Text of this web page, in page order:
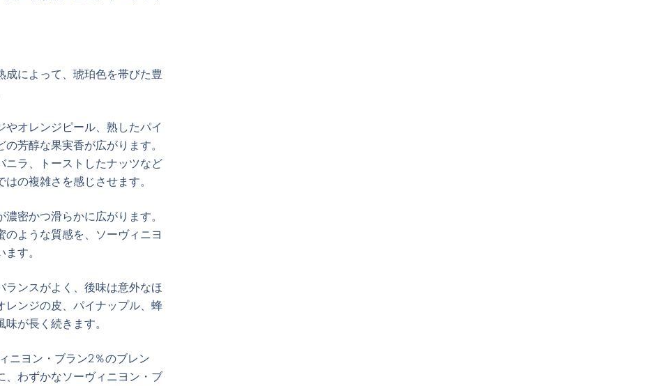
によって、琥珀色を帯びた豊
オレンジピール、熟したパイ
芳醇な果実香が広がります。
ニラ、トーストしたナッツなど
の複雑さを感じさせます。
密かつ滑らかに広がります。
ような質感を、ソーヴィニヨ
す。
ンスがよく、後味は意外なほ
レンジの皮、パイナップル、蜂
が長く続きます。
ニヨン・ブラン2％のブレン
、わずかなソーヴィニヨン・ブ